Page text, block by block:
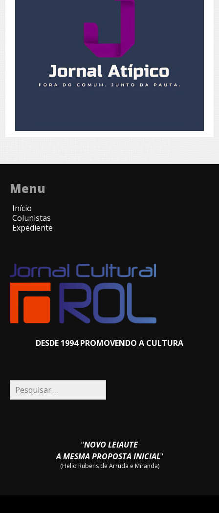
Menu
Início
Colunistas
Expediente
DESDE 1994 PROMOVENDO A CULTURA
Pesquisar
por:
"NOVO LEIAUTE
A MESMA PROPOSTA INICIAL"
(Helio Rubens de Arruda e Miranda)